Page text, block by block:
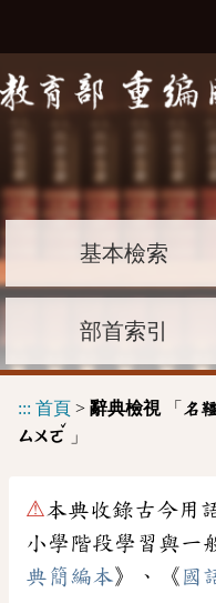
基本檢索
部首索引
::: 首頁 > 辭典檢視「 名
ㄙㄨㄛ
ˇ
」
⚠本典收錄古今用
小學階段學習與一
典簡編本》、《 國